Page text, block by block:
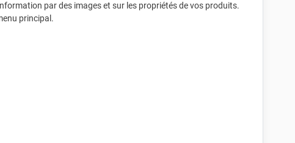
par des images et sur les propriétés de vos produits.
principal.